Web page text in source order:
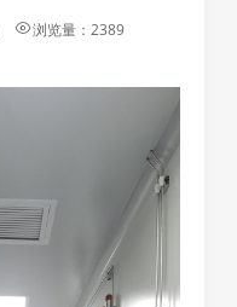
浏览量： 2389